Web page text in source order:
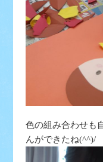
色の組み合わせも
んができたね(^^)/